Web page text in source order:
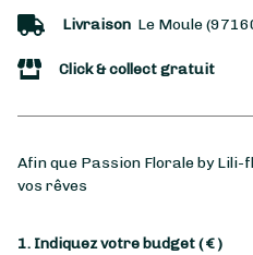
Livraison Le Moule
Click & collect gratuit
Afin que Passion Florale by Lili-
vos rêves
1. Indiquez votre budget( € )